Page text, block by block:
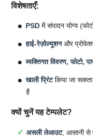
विशेषताएँ:
PSD में संपादन योग्य
हाई-रेज़ोल्यूशनऔर
व्यक्तिगत विवरण, फोटो,
खाली प्रिंटकिया जा
है
क्यों चुनें यह टेम्पलेट?
असली लेआउट, आसानी से